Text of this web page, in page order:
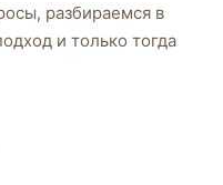
разбираемся в
и только тогда